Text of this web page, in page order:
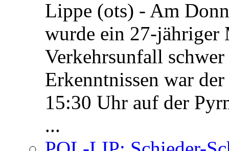
Lippe (ots) - Am
wurde ein 27-jähriger
Verkehrsunfall
Erkenntnissen war
15:30 Uhr auf der
...